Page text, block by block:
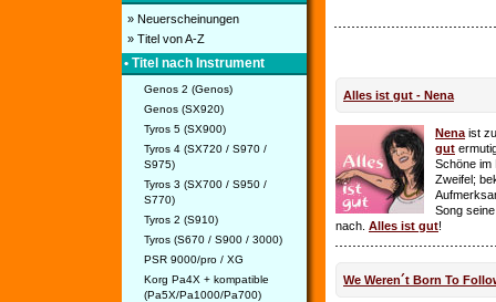
» Neuerscheinungen
» Titel von A-Z
• Titel nach Instrument
Genos 2 (Genos)
Genos (SX920)
Tyros 5 (SX900)
Tyros 4 (SX720 / S970 /
S975)
Tyros 3 (SX700 / S950 /
S770)
Tyros 2 (S910)
Tyros (S670 / S900 / 3000)
PSR 9000/pro / XG
Korg Pa4X + kompatible
(Pa5X/Pa1000/Pa700)
Alles ist gut - Nena
Nena ist
gut
Schöne im
Zweifel;
Song
nach. Alles ist gut!
We Weren´t Born To